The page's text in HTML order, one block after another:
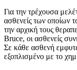
Για την τρέχουσα
ασθενείς των οποίων
την αρχική τους
Bruce, οι ασθενείς
Σε κάθε ασθενή
εξοπλισμένο με το